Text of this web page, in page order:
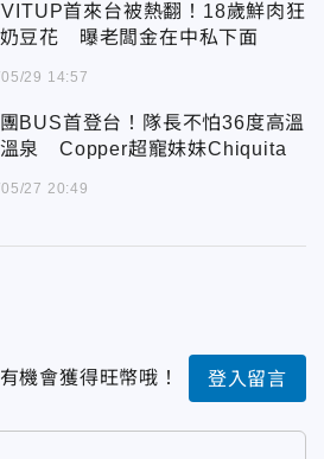
首來台被熱翻！18歲鮮肉狂
豆花 曝老闆金在中私下面
29 14:57
BUS首登台！隊長不怕36度高溫
泉 Copper超寵妹妹Chiquita
27 20:49
機會獲得旺幣哦！ 登入留言